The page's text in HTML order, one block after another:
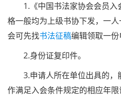
1.《中国书法家协会会员
格一般均为上级书协下发，一
会可先找书法征稿编辑领取一份
2.身份证复印件。
3.申请人所在单位出具的
作满足入会条件规定的相应年